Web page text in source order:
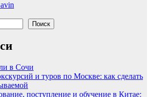
Поиск
в Сочи
и туров по Москве: как сделать
поступление и обучение в Китае: